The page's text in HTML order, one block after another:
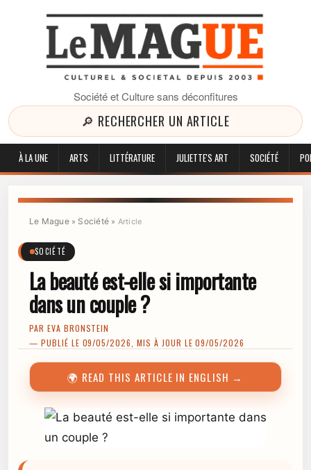
Société et Culture sans déconfitures
🔎 RECHERCHER UN ARTICLE
À LA UNE ARTS LITTÉRATURE JULIETTE'S ART SOCIÉTÉ
Le Mague» Société» Article
SOCIÉTÉ
La beauté est-elle si importante
dans un couple ?
PAR EVA BRONSTEIN
— PUBLIÉ LE 09/05/2026, MIS À JOUR LE 09/05/2026
🌍 READ THIS ARTICLE IN ENGLISH →